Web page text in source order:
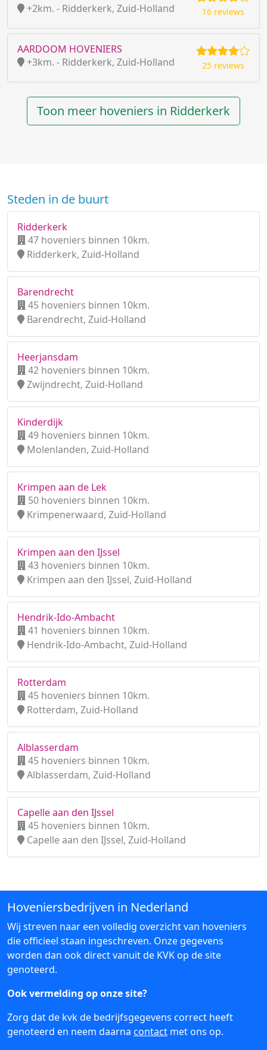
+2km. - Ridderkerk, Zuid-Holland
16 reviews
AARDOOM HOVENIERS
+3km. - Ridderkerk, Zuid-Holland
25 reviews
Toon meer hoveniers in Ridderkerk
Steden in de buurt
Ridderkerk
47 hoveniers binnen 10km.
Ridderkerk, Zuid-Holland
Barendrecht
45 hoveniers binnen 10km.
Barendrecht, Zuid-Holland
Heerjansdam
42 hoveniers binnen 10km.
Zwijndrecht, Zuid-Holland
Kinderdijk
49 hoveniers binnen 10km.
Molenlanden, Zuid-Holland
Krimpen aan de Lek
50 hoveniers binnen 10km.
Krimpenerwaard, Zuid-Holland
Krimpen aan den IJssel
43 hoveniers binnen 10km.
Krimpen aan den IJssel, Zuid-Holland
Hendrik-Ido-Ambacht
41 hoveniers binnen 10km.
Hendrik-Ido-Ambacht, Zuid-Holland
Rotterdam
45 hoveniers binnen 10km.
Rotterdam, Zuid-Holland
Alblasserdam
45 hoveniers binnen 10km.
Alblasserdam, Zuid-Holland
Capelle aan den IJssel
45 hoveniers binnen 10km.
Capelle aan den IJssel, Zuid-Holland
Hoveniersbedrijven in Nederland
Wij streven naar een volledig overzicht van hoveniers
die officieel staan ingeschreven. Onze gegevens
worden dan ook direct vanuit de KVK op de site
genoteerd.
Ook vermelding op onze site?
Zorg dat de kvk de bedrijfsgegevens correct heeft
genoteerd en neem daarna contact met ons op.